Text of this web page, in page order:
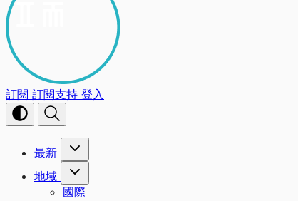
訂閱 訂閱支持 登入
最新
地域
國際